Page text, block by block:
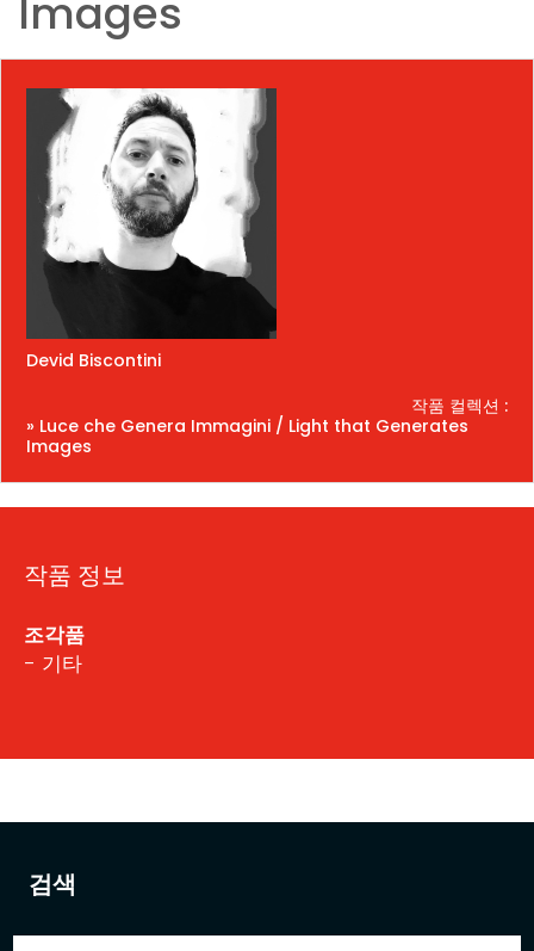
검색
Images
Devid Biscontini
작품 컬렉션 :
» Luce che Genera Immagini / Light that Generates
Images
작품 정보
조각품
- 기타